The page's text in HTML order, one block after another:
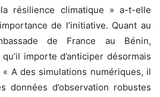
résilience climatique » a-t-elle
de l’initiative. Quant au
de France au Bénin,
importe d’anticiper désormais
A des simulations numériques, il
données d’observation robustes